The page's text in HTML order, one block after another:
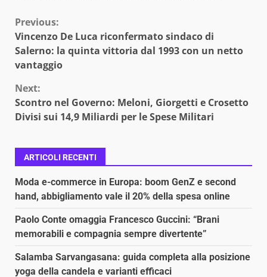
Continue
Reading
Previous:
Vincenzo De Luca riconfermato sindaco di
Salerno: la quinta vittoria dal 1993 con un netto
vantaggio
Next:
Scontro nel Governo: Meloni, Giorgetti e Crosetto
Divisi sui 14,9 Miliardi per le Spese Militari
ARTICOLI RECENTI
Moda e-commerce in Europa: boom GenZ e second
hand, abbigliamento vale il 20% della spesa online
Paolo Conte omaggia Francesco Guccini: “Brani
memorabili e compagnia sempre divertente”
Salamba Sarvangasana: guida completa alla posizione
yoga della candela e varianti efficaci